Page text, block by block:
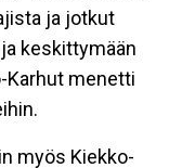
ja jotkut
keskittymään
Karhut menetti
myös Kiekko-